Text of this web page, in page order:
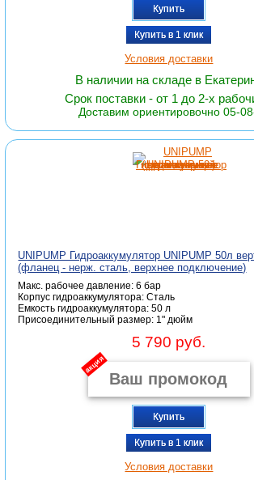
Купить
Купить в 1 клик
Условия доставки
В наличии на складе в
Срок поставки - от 1 до 2-х
Доставим ориентировочно 05-
UNIPUMP Гидроаккумулятор UNIPUMP 50л
(фланец - нерж. сталь, верхнее подключение)
Макс. рабочее давление: 6 бар
Корпус гидроаккумулятора: Сталь
Емкость гидроаккумулятора: 50 л
Присоединительный размер: 1" дюйм
5 790 руб.
акция
Купить
Купить в 1 клик
Условия доставки